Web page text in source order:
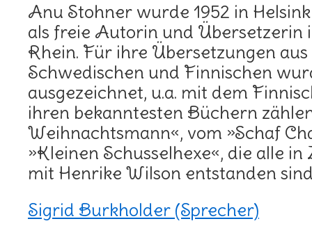
Anu Stohner wurde 1952 in
als freie Autorin und Übersetzerin
Rhein. Für ihre Übersetzungen
Schwedischen und Finnischen
ausgezeichnet, u.a. mit dem
ihren bekanntesten Büchern
Weihnachtsmann«, vom »Schaf
»Kleinen Schusselhexe«, die alle
mit Henrike Wilson entstanden
Sigrid Burkholder (Sprecher)